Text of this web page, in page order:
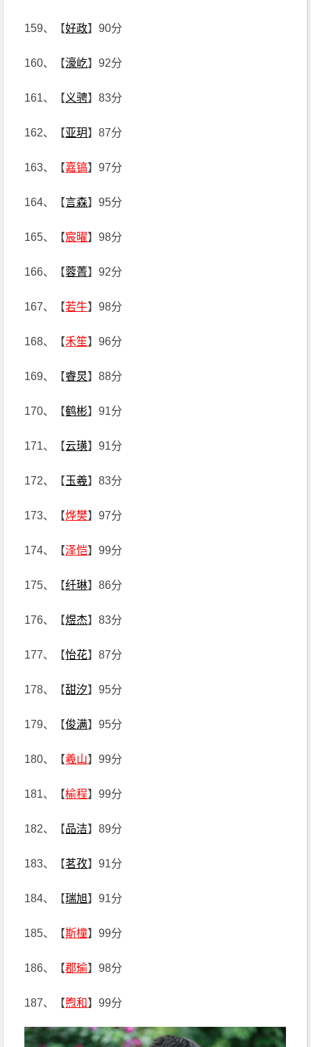
159、【好政】90分
160、【濠屹】92分
161、【义骋】83分
162、【亚玥】87分
163、【嘉镐】97分
164、【言森】95分
165、【宸曜】98分
166、【蓉菁】92分
167、【若牛】98分
168、【禾笙】96分
169、【睿炅】88分
170、【鹤彬】91分
171、【云璜】91分
172、【玉羲】83分
173、【烨樊】97分
174、【泽恺】99分
175、【纤琳】86分
176、【煜杰】83分
177、【怡花】87分
178、【甜汐】95分
179、【俊满】95分
180、【羲山】99分
181、【榆程】99分
182、【品洁】89分
183、【茗孜】91分
184、【瑞旭】91分
185、【斯橦】99分
186、【郡瑜】98分
187、【煦和】99分